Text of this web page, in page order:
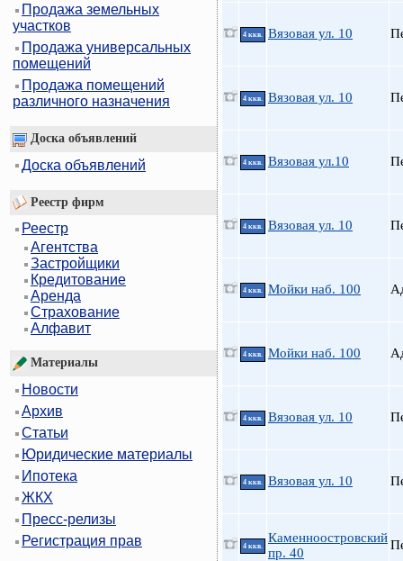
Продажа земельных
участков
Продажа универсальных
помещений
Продажа помещений
различного назначения
Доска объявлений
Доска объявлений
Реестр фирм
Реестр
Агентства
Застройщики
Кредитование
Аренда
Страхование
Алфавит
Материалы
Новости
Архив
Статьи
Юридические материалы
Ипотека
ЖКХ
Пресс-релизы
Регистрация прав
4 ккв. Вязовая ул. 10
4 ккв. Вязовая ул. 10
4 ккв. Вязовая ул.10
4 ккв. Вязовая ул. 10
4 ккв. Мойки наб. 100
4 ккв. Мойки наб. 100
4 ккв. Вязовая ул. 10
4 ккв. Вязовая ул. 10
4 ккв.
Каменноостровский
пр. 40